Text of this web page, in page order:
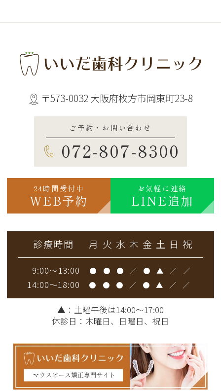
〒573-0032 大阪府枚方市岡東町23-8
ご予約・お問い合わせ
072-807-8300
24時間受付中
WEB予約
お気軽に連絡
LINE追加
診療時間 月 火 水 木 金 土 日 祝
9:00～13:00 ● ● ● ／ ● ▲ ／ ／
14:00～18:00 ● ● ● ／ ● ▲ ／ ／
▲ ：土曜午後は14:00～17:00
休診日：木曜日、日曜日、祝日